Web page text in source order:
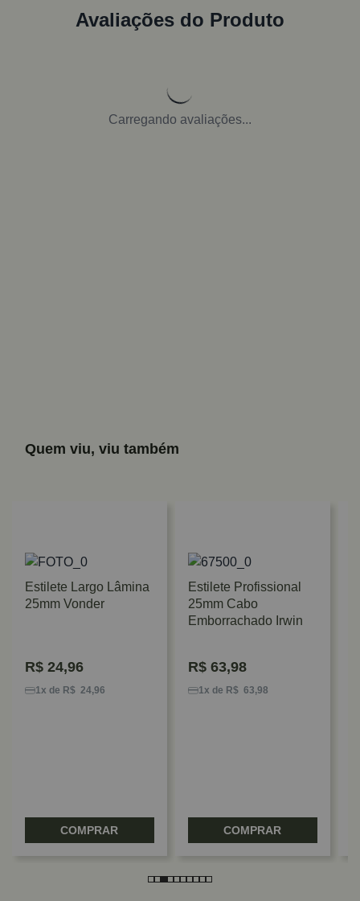
Avaliações do Produto
Carregando avaliações...
Quem viu, viu também
Estilete Largo Lâmina
25mm Vonder
R$ 24,96
1x de R$ 24,96
COMPRAR
Estilete Profissional
25mm Cabo
Emborrachado Irwin
R$ 63,98
1x de R$ 63,98
COMPRAR